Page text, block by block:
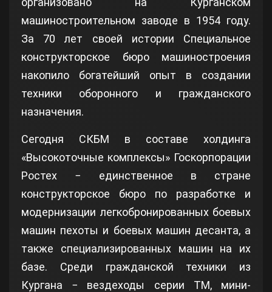
машиностроительном заводе в 1954 году.
За 70 лет своей истории Специальное
конструкторское бюро машиностроения
накопило богатейший опыт в создании
техники оборонного и гражданского
назначения.
Сегодня СКБМ в составе холдинга
«Высокоточные комплексы» Госкорпорации
Ростех − единственное в стране
конструкторское бюро по разработке и
модернизации легкобронированных боевых
машин пехоты и боевых машин десанта, а
также специализированных машин на их
базе. Среди гражданской техники из
Кургана − вездеходы серии ТМ, мини-